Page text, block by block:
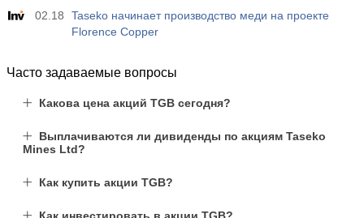
02.18
Taseko начинает производство меди на проекте
Florence Copper
Часто задаваемые вопросы
Какова цена акций TGB сегодня?
Выплачиваются ли дивиденды по акциям Taseko
Mines Ltd?
Как купить акции TGB?